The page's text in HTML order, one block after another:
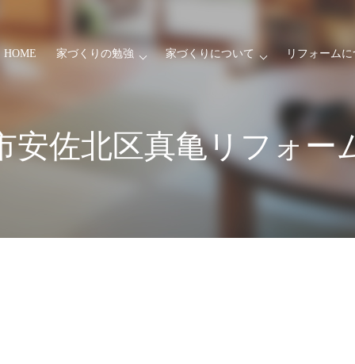
HOME 家づくりの勉強 家づくりについて リフォーム
安佐北区真亀リフォー